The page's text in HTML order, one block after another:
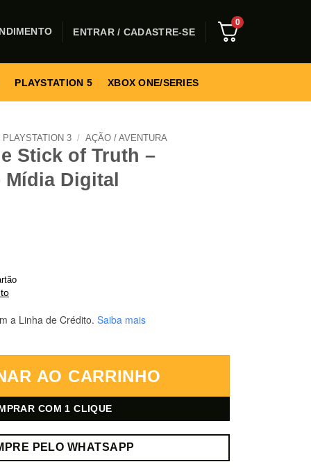
ENTRAR / CADASTRE-SE
0
PLAYSTATION 5 XBOX ONE/SERIES
PLAYSTATION 3 / AÇÃO / AVENTURA
Stick of Truth –
Mídia Digital
a Linha de Crédito. Saiba mais
PlayStation 3 – Mídia Digital quantidade
AO CARRINHO
COM 1 CLIQUE
PELO WHATSAPP